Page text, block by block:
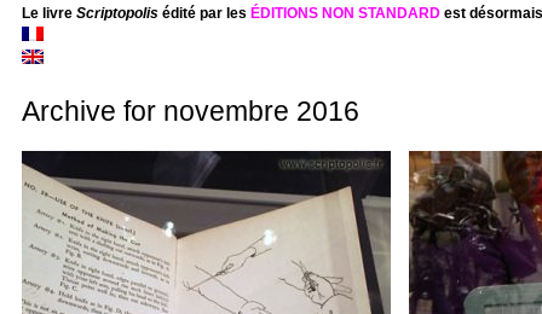
Le livre Scriptopolisédité par les ÉDITIONS NON STANDARDest
Archive for novembre 2016